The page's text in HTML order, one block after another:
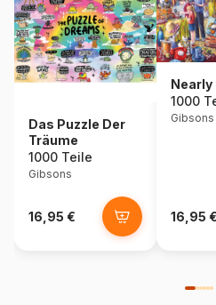
Das Puzzle Der
Träume
1000 Teile
Gibsons
16,95 €
Nearly
1000
Gibsons
16,95 €